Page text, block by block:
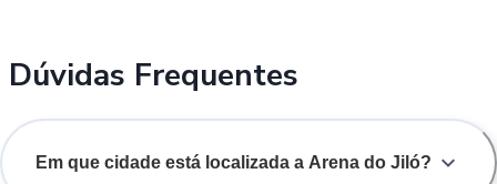
Dúvidas Frequentes
Em que cidade está localizada a Arena do Jiló?